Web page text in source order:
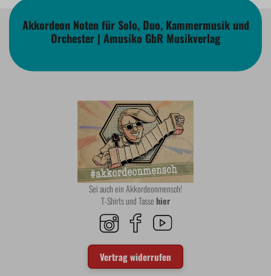
Akkordeon Noten für Solo, Duo, Kammermusik und
Orchester | Amusiko GbR Musikverlag
Sei auch ein Akkordeonmensch!
T-Shirts und Tassehier
Vertrag widerrufen